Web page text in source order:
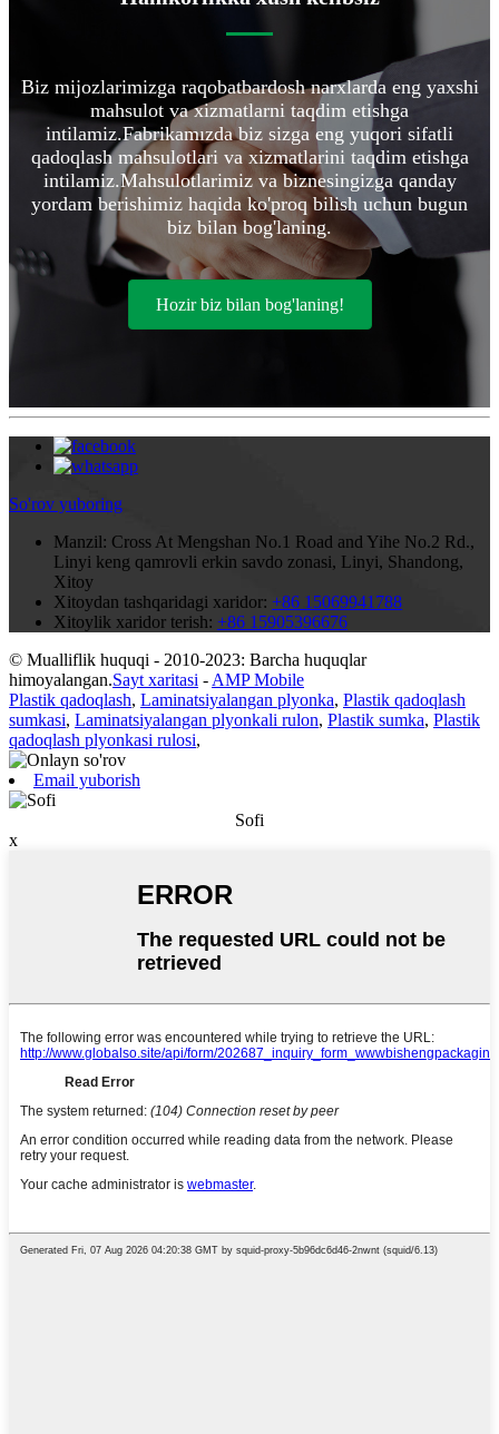
Biz mijozlarimizga raqobatbardosh narxlarda eng yaxshi
mahsulot va xizmatlarni taqdim etishga
intilamiz.Fabrikamızda biz sizga eng yuqori sifatli
qadoqlash mahsulotlari va xizmatlarini taqdim etishga
intilamiz.Mahsulotlarimiz va biznesingizga qanday
yordam berishimiz haqida ko'proq bilish uchun bugun
biz bilan bog'laning.
Hozir biz bilan bog'laning!
So'rov yuboring
Manzil: Cross At Mengshan No.1 Road and Yihe No.2 Rd.,
Linyi keng qamrovli erkin savdo zonasi, Linyi, Shandong,
Xitoy
Xitoydan tashqaridagi xaridor: +86 15069941788
Xitoylik xaridor terish: +86 15905396676
© Mualliflik huquqi - 2010-2023: Barcha huquqlar
himoyalangan.Sayt xaritasi -AMP Mobile
Plastik qadoqlash, Laminatsiyalangan plyonka, Plastik qadoqlash
sumkasi, Laminatsiyalangan plyonkali rulon, Plastik sumka, Plastik
qadoqlash plyonkasi rulosi,
Email yuborish
Sofi
x